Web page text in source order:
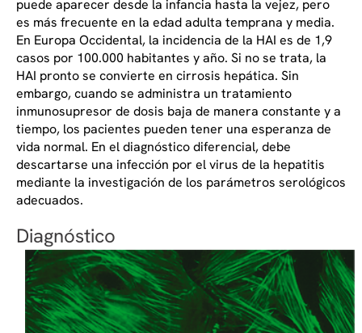
puede aparecer desde la infancia hasta la vejez, pero
es más frecuente en la edad adulta temprana y media.
En Europa Occidental, la incidencia de la HAI es de 1,9
casos por 100.000 habitantes y año. Si no se trata, la
HAI pronto se convierte en cirrosis hepática. Sin
embargo, cuando se administra un tratamiento
inmunosupresor de dosis baja de manera constante y a
tiempo, los pacientes pueden tener una esperanza de
vida normal. En el diagnóstico diferencial, debe
descartarse una infección por el virus de la hepatitis
mediante la investigación de los parámetros serológicos
adecuados.
Diagnóstico